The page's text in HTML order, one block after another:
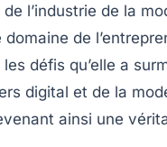
l’industrie de la
domaine de
défis qu’elle a
digital et de la
ainsi une